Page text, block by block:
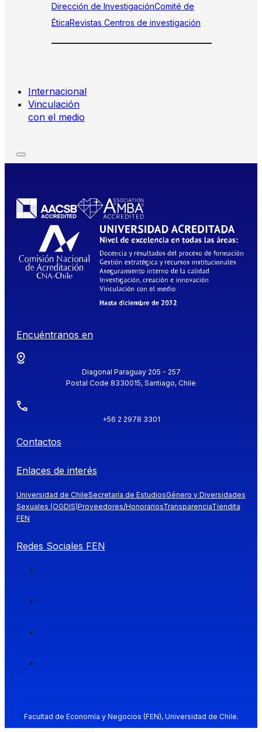
Dirección de InvestigaciónComité de
ÉticaRevistas Centros de investigación
Internacional
Vinculación
con el medio
Encuéntranos en
Diagonal Paraguay 205 - 257
Postal Code 8330015, Santiago, Chile
+56 2 2978 3301
Contactos
Enlaces de interés
Universidad de ChileSecretaría de EstudiosGénero y Diversidades
Sexuales (OGDIS)Proveedores/HonorariosTransparenciaTiendita
FEN
Redes Sociales FEN
Facultad de Economía y Negocios (FEN), Universidad de Chile.